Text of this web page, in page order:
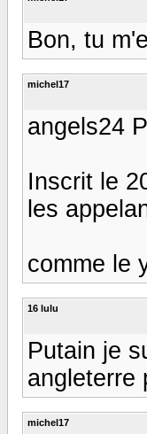
Bon, tu
michel17
angels24
Inscrit le
les
comme le
16 lulu
Putain je
angleterre
michel17